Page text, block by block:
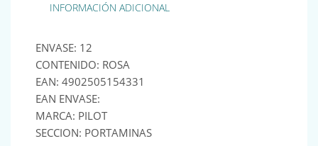
INFORMACIÓN ADICIONAL
ENVASE: 12
CONTENIDO: ROSA
EAN: 4902505154331
EAN ENVASE:
MARCA: PILOT
SECCION: PORTAMINAS